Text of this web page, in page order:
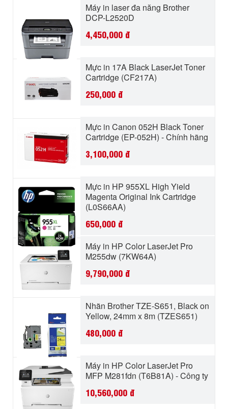
Máy in laser đa năng Brother
DCP-L2520D
4,450,000 đ
Mực in 17A Black LaserJet Toner
Cartridge (CF217A)
250,000 đ
Mực in Canon 052H Black Toner
Cartridge (EP-052H) - Chính hãng
3,100,000 đ
Mực in HP 955XL High Yield
Magenta Original Ink Cartridge
(L0S66AA)
650,000 đ
Máy in HP Color LaserJet Pro
M255dw (7KW64A)
9,790,000 đ
Nhãn Brother TZE-S651, Black on
Yellow, 24mm x 8m (TZES651)
480,000 đ
Máy in HP Color LaserJet Pro
MFP M281fdn (T6B81A) - Công ty
10,560,000 đ